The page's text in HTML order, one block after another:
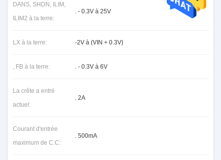
DANS, SHDN, ILIM,
ILIM2 à la terre:
. - 0.3V à 25V
LX à la terre: -2V à (VIN + 0.3V)
, FB à la terre: . - 0.3V à 6V
La crête a entré
actuel:
. 2A
Courant d'entrée
maximum de C.C:
. 500mA